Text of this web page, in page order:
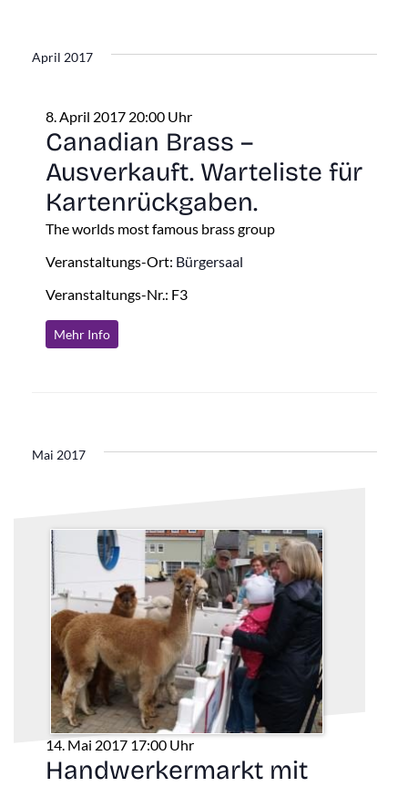
April 2017
8. April 2017 20:00 Uhr
Canadian Brass –
Ausverkauft. Warteliste für
Kartenrückgaben.
The worlds most famous brass group
Veranstaltungs-Ort: Bürgersaal
Veranstaltungs-Nr.: F3
Mehr Info
Mai 2017
14. Mai 2017 17:00 Uhr
Handwerkermarkt mit